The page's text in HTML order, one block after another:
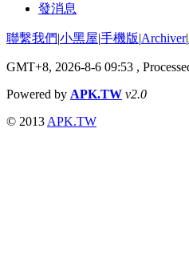
發消息
聯繫我們|小黑屋|手機版|Archiver|
GMT+8, 2026-8-6 09:53 ,
Powered by APK.TW v2.0
© 2013 APK.TW